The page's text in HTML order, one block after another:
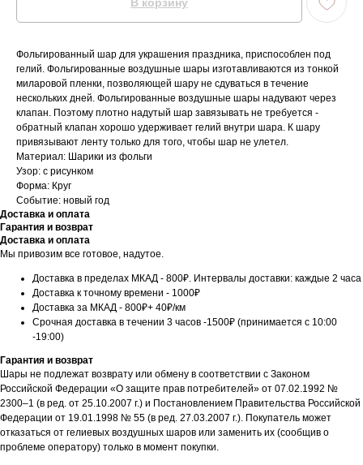
В корзину
Фольгированный шар для украшения праздника, приспособлен под
гелий. Фольгированные воздушные шары изготавливаются из тонкой
миларовой пленки, позволяющей шару не сдуваться в течение
нескольких дней. Фольгированные воздушные шары надувают через
клапан. Поэтому плотно надутый шар завязывать не требуется -
обратный клапан хорошо удерживает гелий внутри шара. К шару
привязывают ленту только для того, чтобы шар не улетел.
Материал: Шарики из фольги
Узор: с рисунком
Форма: Круг
Событие: новый год
Доставка и оплата
Гарантия и возврат
Доставка и оплата
Мы привозим все готовое, надутое.
Доставка в пределах МКАД - 800₽. Интервалы доставки: каждые 2 часа
Доставка к точному времени - 1000₽
Доставка за МКАД - 800₽+ 40₽/км
Срочная доставка в течении 3 часов -1500₽ (принимается с 10:00
-19:00)
Гарантия и возврат
Шары не подлежат возврату или обмену в соответствии с Законом
Российской Федерации «О защите прав потребителей» от 07.02.1992 №
2300–1 (в ред. от 25.10.2007 г.) и Постановлением Правительства Российской
Федерации от 19.01.1998 № 55 (в ред. 27.03.2007 г.). Покупатель может
отказаться от гелиевых воздушных шаров или заменить их (сообщив о
проблеме оператору) только в момент покупки.